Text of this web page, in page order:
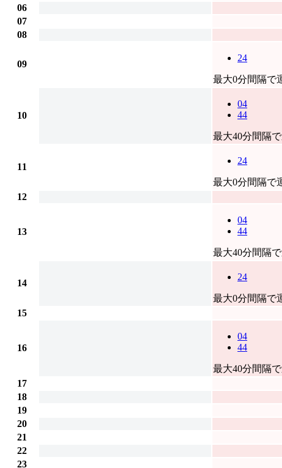
06
07
08
09
24
最大0分間隔で
10
04
44
最大40分間隔
11
24
最大0分間隔で
12
13
04
44
最大40分間隔
14
24
最大0分間隔で
15
16
04
44
最大40分間隔
17
18
19
20
21
22
23